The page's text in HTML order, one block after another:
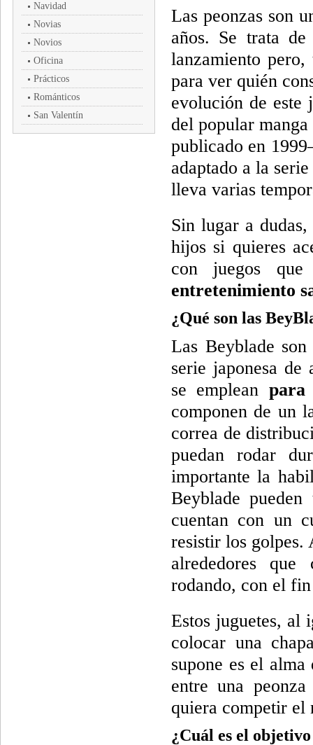
Navidad
Novias
Novios
Oficina
Prácticos
Románticos
San Valentín
Las peonzas son
años. Se trata
lanzamiento
para ver quién
evolución de
del popular
publicado en
adaptado a la
lleva varias
Sin lugar a
hijos si quieres
con juegos
entretenimiento
¿Qué son las
Las Beyblade
serie japonesa
se emplean para
componen de un
correa de
puedan rodar
importante la
Beyblade
cuentan con un
resistir los golpes.
alrededores que
rodando, con el
Estos juguetes, al
colocar una
supone es el
entre una
quiera competir el
¿Cuál es el